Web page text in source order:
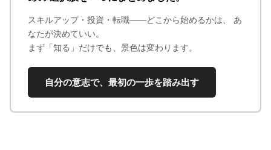
スキルアップ・投資・転職——どこから始めるかは、 あ
なたが決めていい。
まず「知る」だけでも、景色は変わります。
自分の意志で、最初の一歩を踏み出す